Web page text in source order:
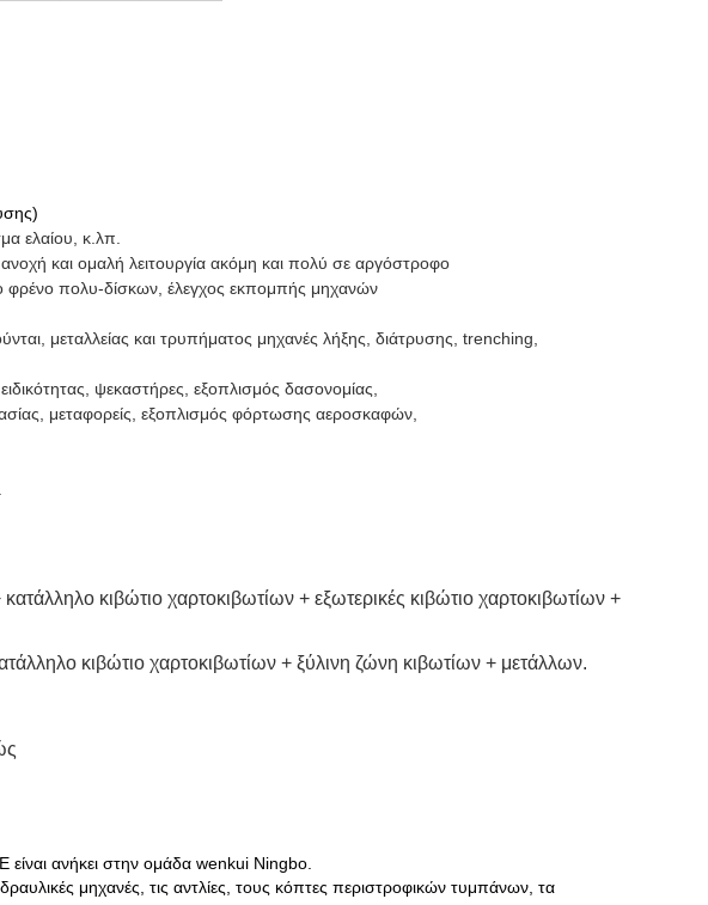
ελαίου, κ.λπ.
και ομαλή λειτουργία ακόμη και πολύ σε αργόστροφο
φρένο πολυ-δίσκων, έλεγχος εκπομπής μηχανών
μεταλλείας και τρυπήματος μηχανές λήξης, διάτρυσης, trenching,
ψεκαστήρες, εξοπλισμός δασονομίας,
μεταφορείς, εξοπλισμός φόρτωσης αεροσκαφών,
κιβώτιο χαρτοκιβωτίων + εξωτερικές κιβώτιο χαρτοκιβωτίων +
κιβώτιο χαρτοκιβωτίων + ξύλινη ζώνη κιβωτίων + μετάλλων.
ανήκει στην ομάδα wenkui Ningbo.
μηχανές, τις αντλίες, τους κόπτες περιστροφικών τυμπάνων, τα